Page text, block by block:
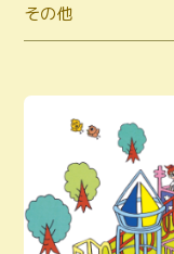
その他